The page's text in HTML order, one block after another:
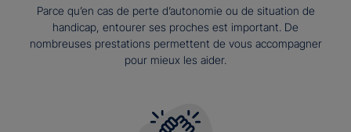
Parce qu’en cas de perte d’autonomie ou de situation de
handicap, entourer ses proches est important. De
nombreuses prestations permettent de vous accompagner
pour mieux les aider.